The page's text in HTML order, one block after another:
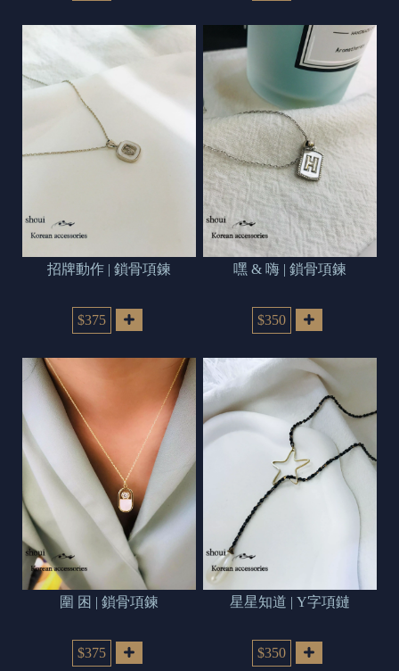
招牌動作 | 鎖骨項鍊
$375
嘿 & 嗨 | 鎖骨項鍊
$350
圍 困 | 鎖骨項鍊
$375
星星知道 | Y字項鏈
$350